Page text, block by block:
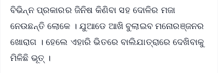
ବିଭିନ୍ନ ପ୍ରକାରର ଜିନିଷ କିଣିବା ସହ ଦୋଳିର ମଜା
ନେଉଛନ୍ତି ଲୋକେ । ଯୁଆଡେ ଆଖି ବୁଲାଇବ ମନୋରଞ୍ଜନର
ଖୋରାଗ । ହେଲେ ଏହାରି ଭିତରେ ବାଲିଯାତ୍ରାରେ ଦେଖିବାକୁ
ମିଳିଛି ଭୂତ୍ ।